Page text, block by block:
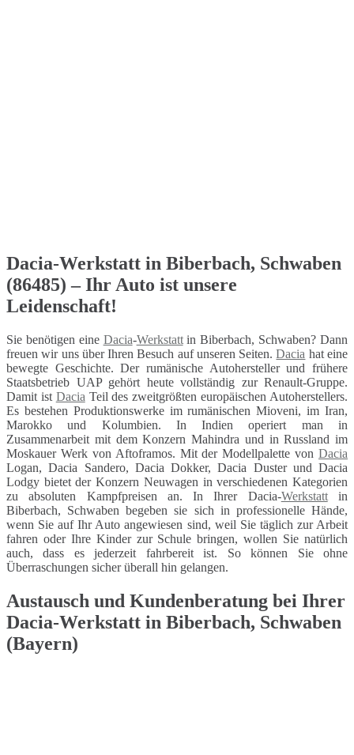
Dacia-Werkstatt in Biberbach, Schwaben
(86485) – Ihr Auto ist unsere
Leidenschaft!
Sie benötigen eine Dacia-Werkstattin Biberbach, Schwaben? Dann
freuen wir uns über Ihren Besuch auf unseren Seiten.Dacia hat eine
bewegte Geschichte. Der rumänische Autohersteller und frühere
Staatsbetrieb UAP gehört heute vollständig zur Renault-Gruppe.
Damit ist Dacia Teil des zweitgrößten europäischen Autoherstellers.
Es bestehen Produktionswerke im rumänischen Mioveni, im Iran,
Marokko und Kolumbien. In Indien operiert man in
Zusammenarbeit mit dem Konzern Mahindra und in Russland im
Moskauer Werk von Aftoframos. Mit der Modellpalette von Dacia
Logan, Dacia Sandero, Dacia Dokker, Dacia Duster und Dacia
Lodgy bietet der Konzern Neuwagen in verschiedenen Kategorien
zu absoluten Kampfpreisen an. In Ihrer Dacia-Werkstattin
Biberbach, Schwaben begeben sie sich in professionelle Hände,
wenn Sie auf Ihr Auto angewiesen sind, weil Sie täglich zur Arbeit
fahren oder Ihre Kinder zur Schule bringen, wollen Sie natürlich
auch, dass es jederzeit fahrbereit ist. So können Sie ohne
Überraschungen sicher überall hin gelangen.
Austausch und Kundenberatung bei Ihrer
Dacia-Werkstatt in Biberbach, Schwaben
(Bayern)